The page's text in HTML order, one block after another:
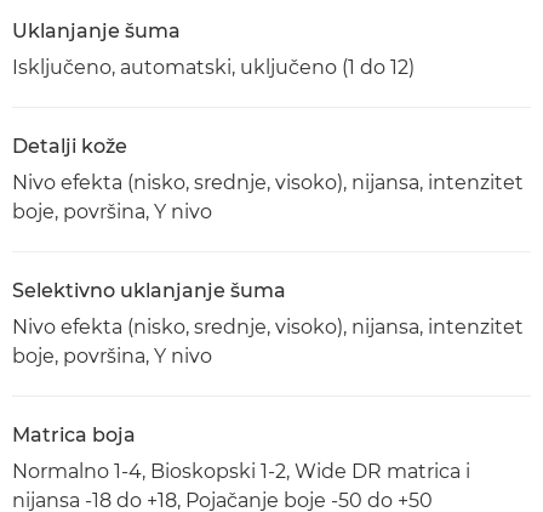
Uklanjanje šuma
Isključeno, automatski, uključeno (1 do 12)
Detalji kože
Nivo efekta (nisko, srednje, visoko), nijansa, intenzitet
boje, površina, Y nivo
Selektivno uklanjanje šuma
Nivo efekta (nisko, srednje, visoko), nijansa, intenzitet
boje, površina, Y nivo
Matrica boja
Normalno 1-4, Bioskopski 1-2, Wide DR matrica i
nijansa -18 do +18, Pojačanje boje -50 do +50